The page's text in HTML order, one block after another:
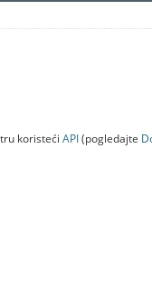
koristeći API(pogledajte